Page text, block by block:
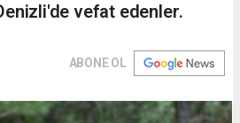
vefat edenler.
ABONE OL